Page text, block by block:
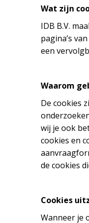
Wat zijn
IDB B.V.
pagina’s
een
Waarom
De cookies
wij je ook
cookies en
de cookies
Cookies
Wanneer je